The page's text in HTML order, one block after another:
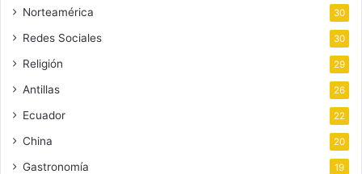
Norteamérica 30
Redes Sociales 30
Religión 29
Antillas 26
Ecuador 22
China 20
Gastronomía 19